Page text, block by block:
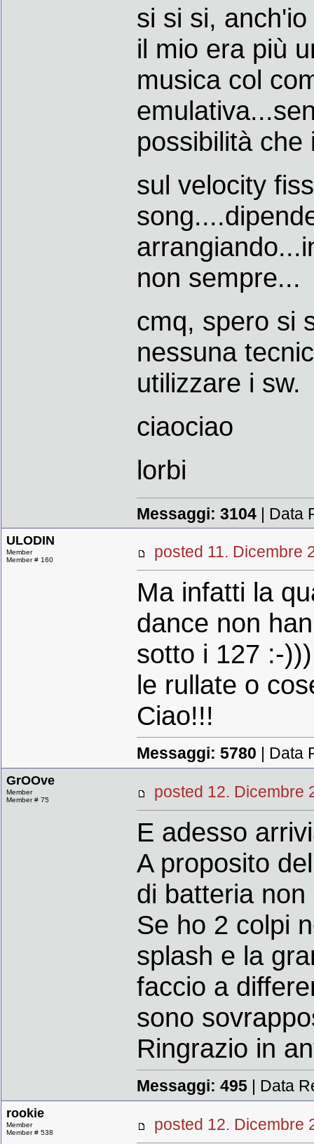
si si si,
il mio era più
musica col
possibilità
sul velocity
non sempre...
cmq, spero si
nessuna
utilizzare i sw.
ciaociao
lorbi
Messaggi: 3104 | Data
ULODIN
Member
Member # 160
posted 11.
Ma infatti la
dance non
sotto i 127 :-
le rullate o
Ciao!!!
Messaggi: 5780 | Data
GrOOve
Member
Member # 75
posted 12.
E adesso
A proposito
di batteria
Se ho 2 colpi
splash e la
faccio a
sono
Ringrazio in
Messaggi: 495 | Data
rookie
Member
Member # 538
posted 12.